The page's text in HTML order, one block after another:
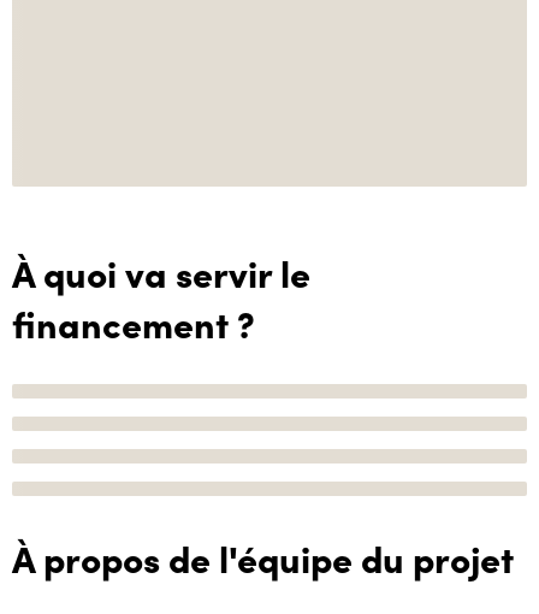
À quoi va servir le
financement ?
À propos de l'équipe du projet